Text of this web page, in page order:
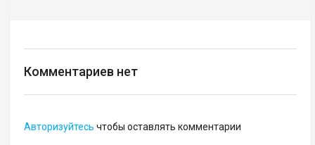
Комментариев нет
Авторизуйтесь чтобы оставлять комментарии